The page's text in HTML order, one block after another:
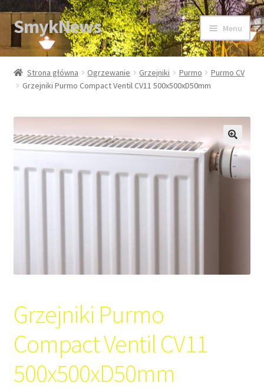
Przejdź
do
nawigacji
Przejdź
do
treści
SmykNews Menu
Strona główna
Strona główna Ogrzewanie Grzejniki Purmo
Purmo CV
Grzejniki Purmo Compact Ventil CV11 500x500xD50mm
Grzejniki Purmo
Compact Ventil CV11
500x500xD50mm